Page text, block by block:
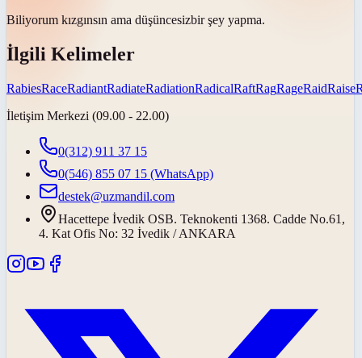
Biliyorum kızgınsın ama düşüncesizbir şey yapma.
İlgili Kelimeler
RabiesRaceRadiantRadiateRadiationRadicalRaftRagRageRaidRaise
İletişim Merkezi (09.00 - 22.00)
0(312) 911 37 15
0(546) 855 07 15 (WhatsApp)
destek@uzmandil.com
Hacettepe İvedik OSB. Teknokenti 1368. Cadde No.61,
4. Kat Ofis No: 32 İvedik / ANKARA